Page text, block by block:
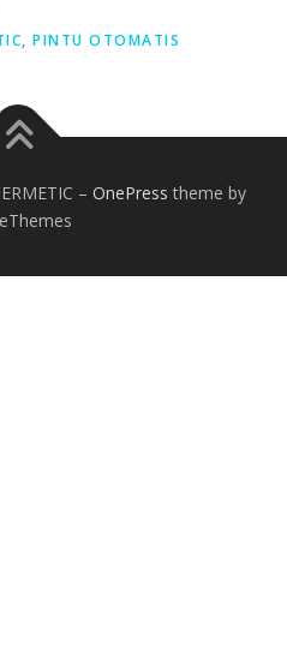
, PINTU OTOMATIS
– OnePress theme by